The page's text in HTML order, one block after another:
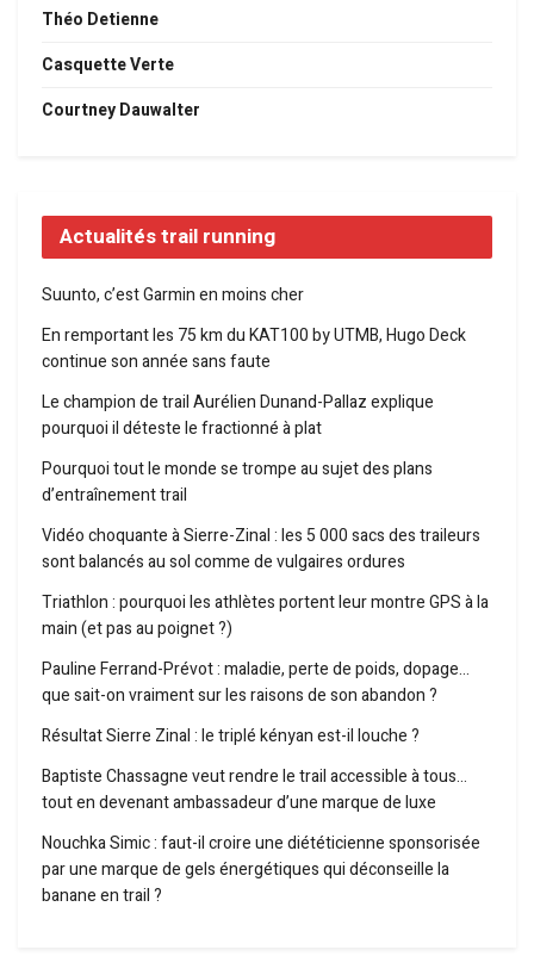
Théo Detienne
Casquette Verte
Courtney Dauwalter
Actualités trail running
Suunto, c’est Garmin en moins cher
En remportant les 75 km du KAT100 by UTMB, Hugo Deck
continue son année sans faute
Le champion de trail Aurélien Dunand-Pallaz explique
pourquoi il déteste le fractionné à plat
Pourquoi tout le monde se trompe au sujet des plans
d’entraînement trail
Vidéo choquante à Sierre-Zinal : les 5 000 sacs des traileurs
sont balancés au sol comme de vulgaires ordures
Triathlon : pourquoi les athlètes portent leur montre GPS à la
main (et pas au poignet ?)
Pauline Ferrand-Prévot : maladie, perte de poids, dopage…
que sait-on vraiment sur les raisons de son abandon ?
Résultat Sierre Zinal : le triplé kényan est-il louche ?
Baptiste Chassagne veut rendre le trail accessible à tous…
tout en devenant ambassadeur d’une marque de luxe
Nouchka Simic : faut-il croire une diététicienne sponsorisée
par une marque de gels énergétiques qui déconseille la
banane en trail ?